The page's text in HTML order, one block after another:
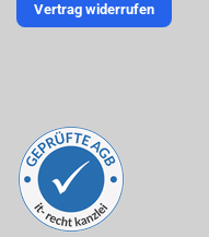
Vertrag widerrufen